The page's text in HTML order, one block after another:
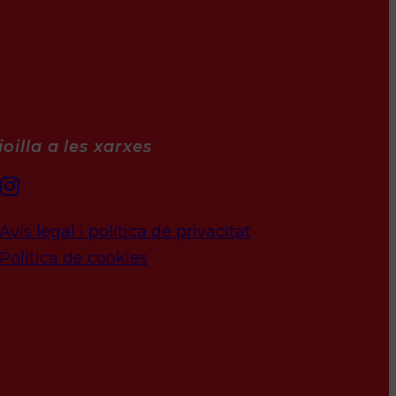
a les xarxes
legal i política de privacitat
de cookies